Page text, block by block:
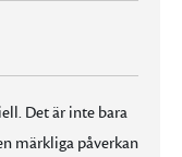
Det är inte bara
märkliga påverkan